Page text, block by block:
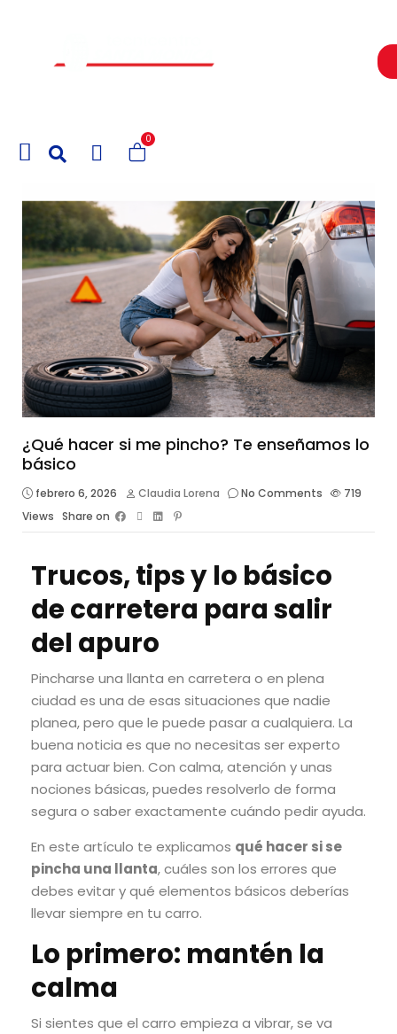
0
¿Qué hacer si me pincho? Te enseñamos lo
básico
febrero 6, 2026 Claudia Lorena No Comments
719
Views Share on
Trucos, tips y lo básico
de carretera para salir
del apuro
Pincharse una llanta en carretera o en plena
ciudad es una de esas situaciones que nadie
planea, pero que le puede pasar a cualquiera. La
buena noticia es que no necesitas ser experto
para actuar bien. Con calma, atención y unas
nociones básicas, puedes resolverlo de forma
segura o saber exactamente cuándo pedir ayuda.
En este artículo te explicamos qué hacer si se
pincha una llanta, cuáles son los errores que
debes evitar y qué elementos básicos deberías
llevar siempre en tu carro.
Lo primero: mantén la
calma
Si sientes que el carro empieza a vibrar, se va